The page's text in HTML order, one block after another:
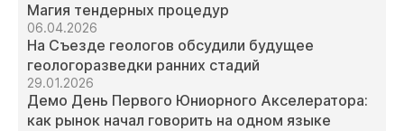
Магия тендерных процедур
06.04.2026
На Съезде геологов обсудили будущее
геологоразведки ранних стадий
29.01.2026
Демо День Первого Юниорного Акселератора:
как рынок начал говорить на одном языке